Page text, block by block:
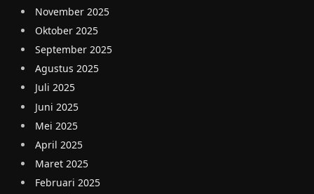
November 2025
Oktober 2025
September 2025
Agustus 2025
Juli 2025
Juni 2025
Mei 2025
April 2025
Maret 2025
Februari 2025